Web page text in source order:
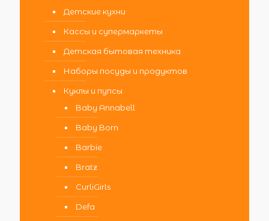
Детские кухни
Кассы и супермаркеты
Детская бытовая техника
Наборы посуды и продуктов
Куклы и пупсы
Baby Annabell
Baby Born
Barbie
Bratz
CurliGirls
Defa